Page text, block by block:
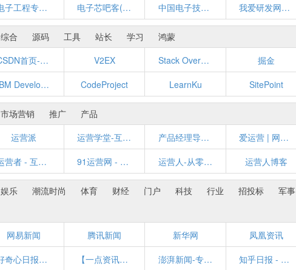
电子工程专辑 EE Times China 电子芯吧客(www.icxbk.com) 中国电子技术网 我爱研发网52RD.com
综合 源码 工具 站长 学习
鸿蒙
CSDN首页-全球最大中文IT社区 V2EX Stack Overflow 掘金
IBM Developer CodeProject LearnKu SitePoint
市场营销 推广
产品
运营派 运营学堂-互联网产品运营知识学习分享网站 产品经理导航|运营导航|设计师导航-阿猫阿狗导航 爱运营 | 网站运营人员学习交流，专注于网站产品运营管理、淘宝运营。用数据分析的方式提高运营者能力。
运营者 - 互联网运营人员的起点站！ 91运营网 - 分享互联网产品策划,网络营销,移动互联网,电子商务运营干货 运营人-从零开始学运营 运营人博客
娱乐 潮流时尚 体育 财经 门户 科技 行业 招投标 军事
网易新闻 腾讯新闻 新华网 凤凰资讯
好奇心日报_好奇驱动你的世界_Qdaily 【一点资讯】你的一点更好看 - Yidianzixun.com 澎湃新闻-专注时政与思想-ThePaper.cn 知乎日报 - 每天 3 次，每次 7 分钟